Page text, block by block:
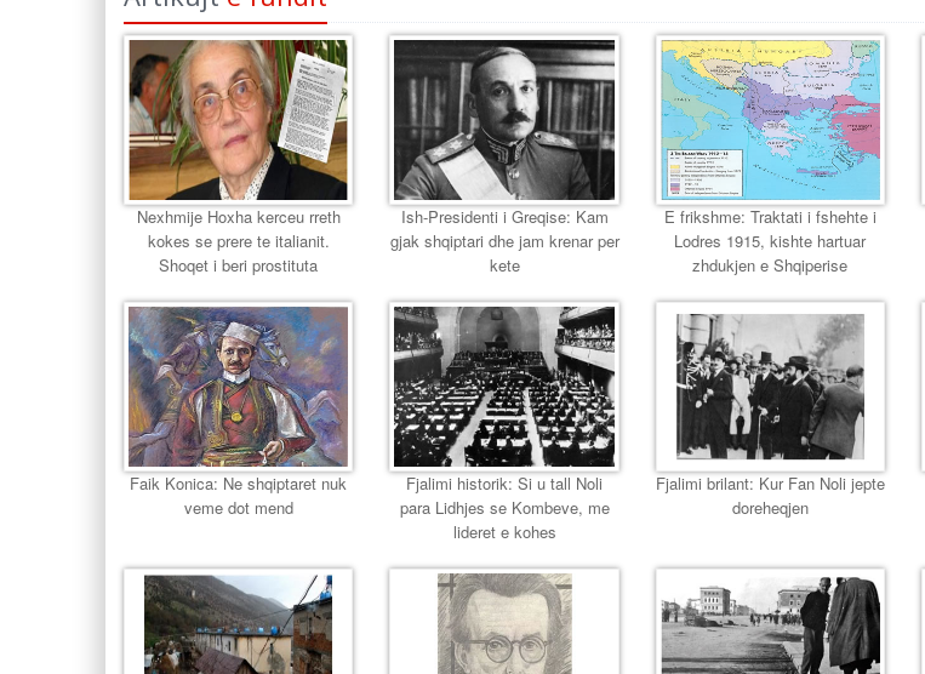
Nexhmije Hoxha kerceu rreth
kokes se prere te italianit.
Shoqet i beri prostituta
Ish-Presidenti i Greqise: Kam
gjak shqiptari dhe jam krenar per
kete
E frikshme: Traktati i fshehte i
Lodres 1915, kishte hartuar
zhdukjen e Shqiperise
Faik Konica: Ne shqiptaret nuk
veme dot mend
Fjalimi historik: Si u tall Noli
para Lidhjes se Kombeve, me
lideret e kohes
Fjalimi brilant: Kur Fan Noli jepte
doreheqjen